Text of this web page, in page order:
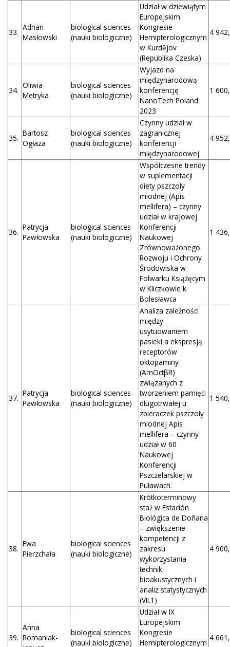
33.
Adrian
Masłowski
biological sciences
(nauki biologiczne)
Udział w dziewiątym
Europejskim
Kongresie
Hemipterologicznym
w Kurdějov
(Republika Czeska)
4
34.
Oliwia
Metryka
biological sciences
(nauki biologiczne)
Wyjazd na
międzynarodową
konferencję
NanoTech Poland
2023
1
35.
Bartosz
Ogłaza
biological sciences
(nauki biologiczne)
Czynny udział w
zagranicznej
konferencji
międzynarodowej
4
36.
Patrycja
Pawłowska
biological sciences
(nauki biologiczne)
Współczesne trendy
w suplementacji
diety pszczoły
miodnej (Apis
mellifera) – czynny
udział w krajowej
Konferencji
Naukowej
Zrównoważonego
Rozwoju i Ochrony
Środowiska w
Folwarku Książęcym
w Kliczkowie k.
Bolesławca
1
37.
Patrycja
Pawłowska
biological sciences
(nauki biologiczne)
Analiza zależności
między
usytuowaniem
pasieki a ekspresją
receptorów
oktopaminy
(AmOctβR)
związanych z
tworzeniem pamięci
długotrwałej u
zbieraczek pszczoły
miodnej Apis
mellifera – czynny
udział w 60
Naukowej
Konferencji
Pszczelarskiej w
Puławach.
1
38.
Ewa
Pierzchała
biological sciences
(nauki biologiczne)
Krótkoterminowy
staż w Estación
Biológica de Doñana
– zwiększenie
kompetencji z
zakresu
wykorzystania
technik
bioakustycznych i
analiz statystycznych
(VII.1)
4
39.
Anna
Romaniak-
biological sciences
(nauki biologiczne)
Udział w IX
Europejskim
Kongresie
Hemipterologicznym
4